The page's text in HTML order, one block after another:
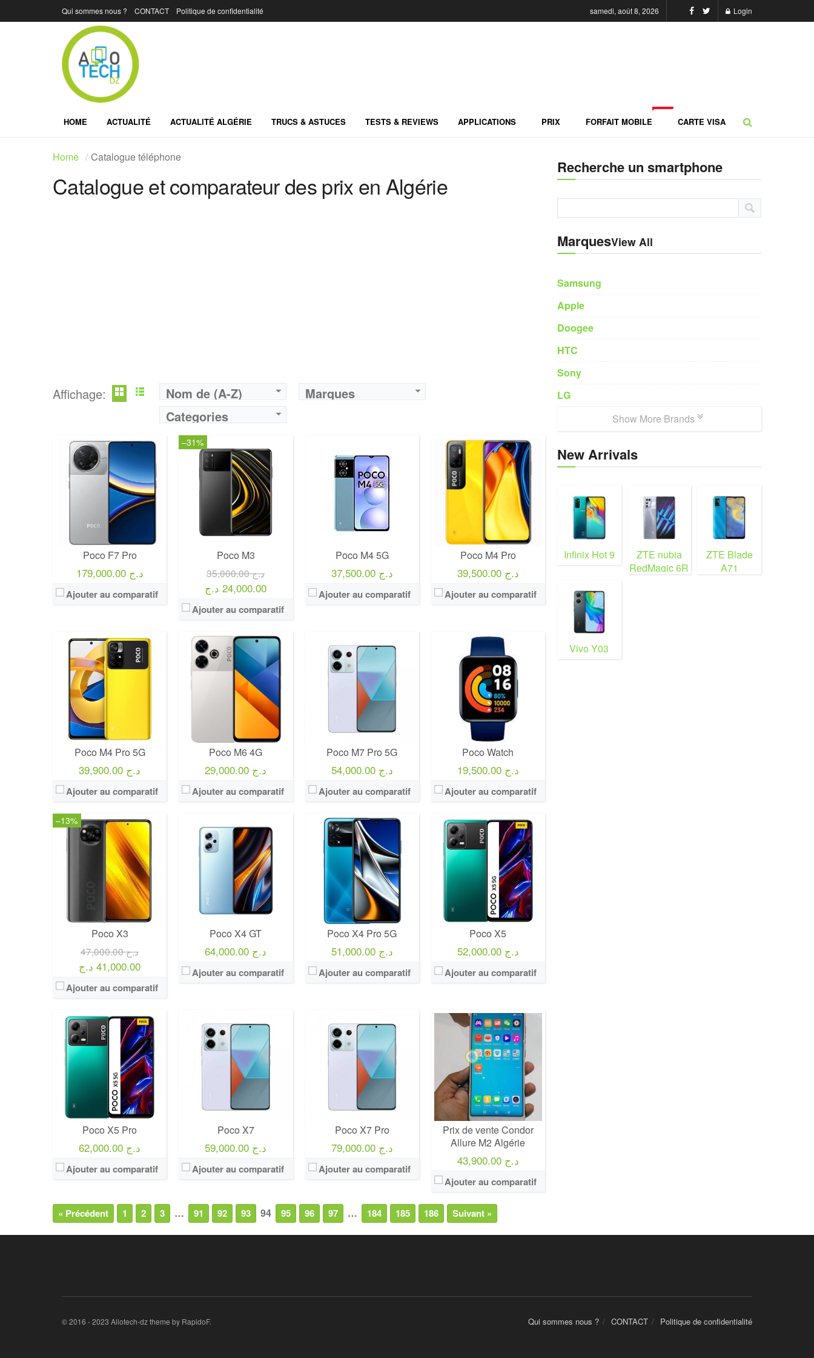
Qui sommes nous ? CONTACT Politique de confidentialité samedi, août 8, 2026 Login
HOME ACTUALITÉ ACTUALITÉ ALGÉRIE TRUCS & ASTUCES TESTS & REVIEWS APPLICATIONS PRIX FORFAIT MOBILE CARTE VISA
Home Catalogue téléphone
Catalogue et comparateur des prix en Algérie
Affichage: Nom de (A-Z)
Marques
Categories
Poco F7 Pro
179,000.00 د.ج
Ajouter au comparatif
–31%
Poco M3
35,000.00 د.ج
24,000.00 د.ج
Ajouter au comparatif
Poco M4 5G
37,500.00 د.ج
Ajouter au comparatif
Poco M4 Pro
39,500.00 د.ج
Ajouter au comparatif
Poco M4 Pro 5G
39,900.00 د.ج
Ajouter au comparatif
Poco M6 4G
29,000.00 د.ج
Ajouter au comparatif
Poco M7 Pro 5G
54,000.00 د.ج
Ajouter au comparatif
Poco Watch
19,500.00 د.ج
Ajouter au comparatif
–13%
Poco X3
47,000.00 د.ج
41,000.00 د.ج
Ajouter au comparatif
Poco X4 GT
64,000.00 د.ج
Ajouter au comparatif
Poco X4 Pro 5G
51,000.00 د.ج
Ajouter au comparatif
Poco X5
52,000.00 د.ج
Ajouter au comparatif
Poco X5 Pro
62,000.00 د.ج
Ajouter au comparatif
Poco X7
59,000.00 د.ج
Ajouter au comparatif
Poco X7 Pro
79,000.00 د.ج
Ajouter au comparatif
Prix de vente Condor
Allure M2 Algérie
43,900.00 د.ج
Ajouter au comparatif
« Précédent 1 2 3 … 91 92 93 94 95 96 97 … 184 185 186 Suivant »
Recherche un smartphone
MarquesView All
Samsung
Apple
Doogee
HTC
Sony
LG
Show More Brands
New Arrivals
Infinix Hot 9
ZTE nubia
RedMagic 6R
ZTE Blade
A71
Vivo Y03
Qui sommes nous ? CONTACT Politique de confidentialité
© 2016 - 2023 Allotech-dz theme by RapidoF.